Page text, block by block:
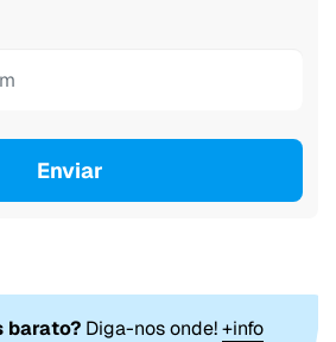
Enviar
barato? Diga-nos onde!+info